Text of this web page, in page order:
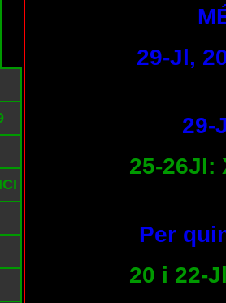
29-Jl,
29-
25-26Jl:
Per
20 i 22-